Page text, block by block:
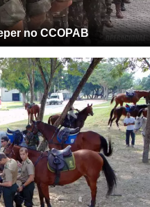
no CCOPAB